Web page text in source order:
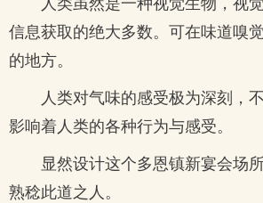
信息获取的绝大多数。可在味道嗅
的地方。
人类对气味的感受极为深刻，
影响着人类的各种行为与感受。
显然设计这个多恩镇新宴会场
熟稔此道之人。